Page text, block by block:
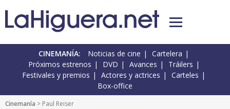
CINEMANÍA: Noticias de cine
Cartelera
Próximos estrenos
DVD Avances
Tráilers
Festivales y premios
Actores y actrices
Carteles
Box-office
Cinemanía > Paul Reiser